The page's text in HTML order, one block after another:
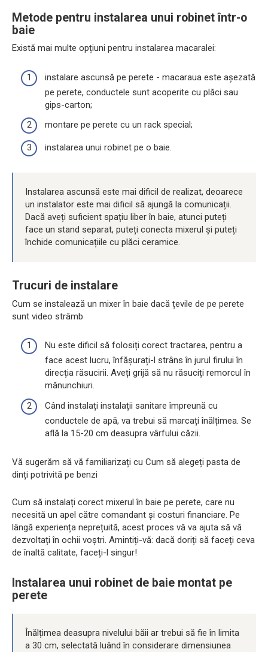
Metode pentru instalarea unui robinet într-o
baie
Există mai multe opțiuni pentru instalarea macaralei:
instalare ascunsă pe perete - macaraua este așezată
pe perete, conductele sunt acoperite cu plăci sau
gips-carton;
montare pe perete cu un rack special;
instalarea unui robinet pe o baie.
Instalarea ascunsă este mai dificil de realizat, deoarece
un instalator este mai dificil să ajungă la comunicații.
Dacă aveți suficient spațiu liber în baie, atunci puteți
face un stand separat, puteți conecta mixerul și puteți
închide comunicațiile cu plăci ceramice.
Trucuri de instalare
Cum se instalează un mixer în baie dacă țevile de pe perete
sunt video strâmb
Nu este dificil să folosiți corect tractarea, pentru a
face acest lucru, înfășurați-l strâns în jurul firului în
direcția răsucirii. Aveți grijă să nu răsuciți remorcul în
mănunchiuri.
Când instalați instalații sanitare împreună cu
conductele de apă, va trebui să marcați înălțimea. Se
află la 15-20 cm deasupra vârfului căzii.
Vă sugerăm să vă familiarizați cu Cum să alegeți pasta de
dinți potrivită pe benzi
Cum să instalați corect mixerul în baie pe perete, care nu
necesită un apel către comandant și costuri financiare. Pe
lângă experiența neprețuită, acest proces vă va ajuta să vă
dezvoltați în ochii voștri. Amintiți-vă: dacă doriți să faceți ceva
de înaltă calitate, faceți-l singur!
Instalarea unui robinet de baie montat pe
perete
Înălțimea deasupra nivelului băii ar trebui să fie în limita
a 30 cm, selectată luând în considerare dimensiunea